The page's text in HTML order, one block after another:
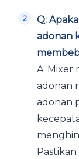
Q:
adonan
A: Mixer
adonan
adonan